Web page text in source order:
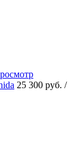
25 300 руб. /